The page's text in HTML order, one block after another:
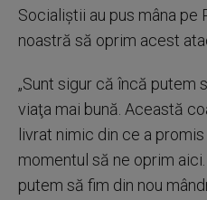
Socialiştii au pus mâna pe
noastră să oprim acest
„Sunt sigur că încă putem
viaţa mai bună. Această
livrat nimic din ce a
momentul să ne oprim
putem să fim din nou